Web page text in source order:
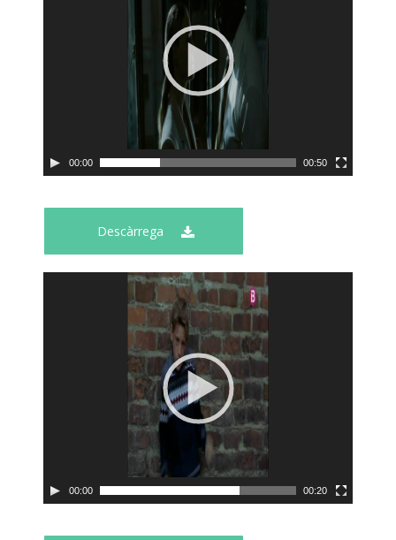
00:00 00:50
Descàrrega
00:00 00:20